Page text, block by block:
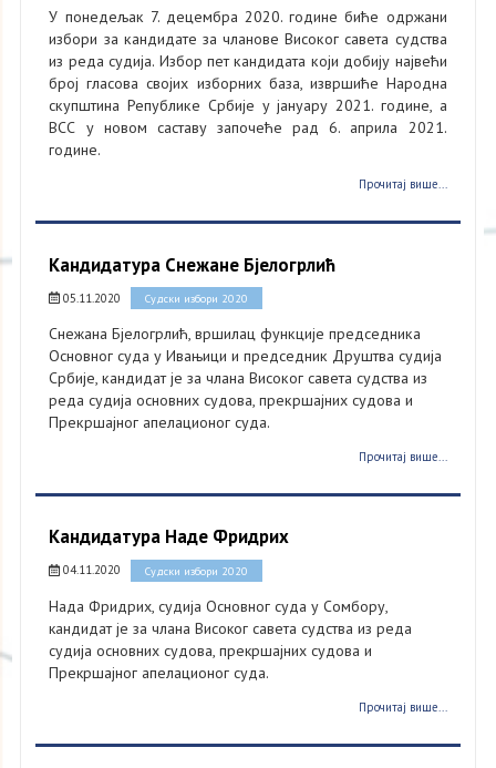
У понедељак 7. децембра 2020. године биће одржани
избори за кандидате за чланове Високог савета судства
из реда судија. Избор пет кандидата који добију највећи
број гласова својих изборних база, извршиће Народна
скупштина Републике Србије у јануару 2021. године, а
ВСС у новом саставу започеће рад 6. априла 2021.
године.
Прочитај више...
Кандидатура Снежане Бјелогрлић
05.11.2020 Судски избори 2020
Снежана Бјелогрлић, вршилац функције председника
Основног суда у Ивањици и председник Друштва судија
Србије, кандидат је за члана Високог савета судства из
реда судија основних судова, прекршајних судова и
Прекршајног апелационог суда.
Прочитај више...
Кандидатура Наде Фридрих
04.11.2020 Судски избори 2020
Нада Фридрих, судија Основног суда у Сомбору,
кандидат је за члана Високог савета судства из реда
судија основних судова, прекршајних судова и
Прекршајног апелационог суда.
Прочитај више...